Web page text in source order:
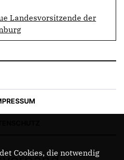
Landesvorsitzende der
Cookies, die notwendig